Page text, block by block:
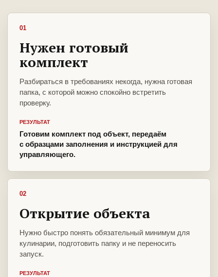
01
Нужен готовый
комплект
Разбираться в требованиях некогда, нужна готовая
папка, с которой можно спокойно встретить
проверку.
РЕЗУЛЬТАТ
Готовим комплект под объект, передаём
с образцами заполнения и инструкцией для
управляющего.
02
Открытие объекта
Нужно быстро понять обязательный минимум для
кулинарии, подготовить папку и не переносить
запуск.
РЕЗУЛЬТАТ